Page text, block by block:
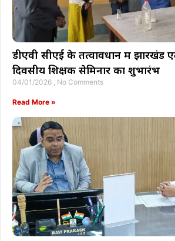
डीएवी सीएई के तत्वावधान में झारखंड
दिवसीय शिक्षक सेमिनार का शुभारंभ
04/01/2026 No Comments
Read More »